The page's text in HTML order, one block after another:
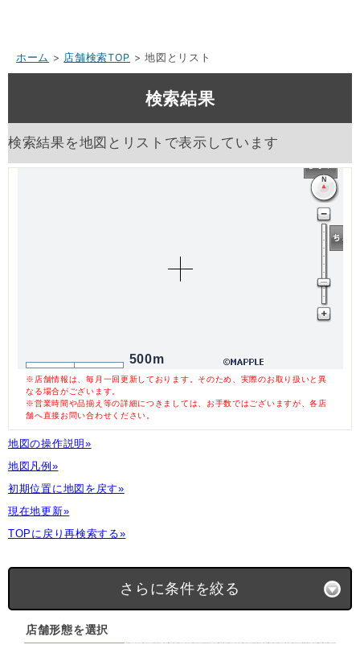
ホーム > 店舗検索TOP > 地図とリスト
検索結果
検索結果を地図とリストで表示しています
500m
※店舗情報は、毎月一回更新しております。そのため、実際のお取り扱いと異
なる場合がございます。
※営業時間や品揃え等の詳細につきましては、お手数ではございますが、各店
舗へ直接お問い合わせください。
地図の操作説明»
地図凡例»
初期位置に地図を戻す»
現在地更新»
TOPに戻り再検索する»
さらに条件を絞る
店舗形態を選択